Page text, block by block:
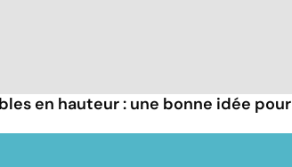
en hauteur : une bonne idée pour